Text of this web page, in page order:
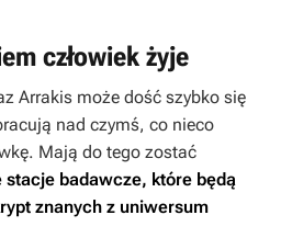
człowiek żyje
Arrakis może dość szybko się
nad czymś, co nieco
Mają do tego zostać
stacje badawcze, które będą
znanych z uniwersum